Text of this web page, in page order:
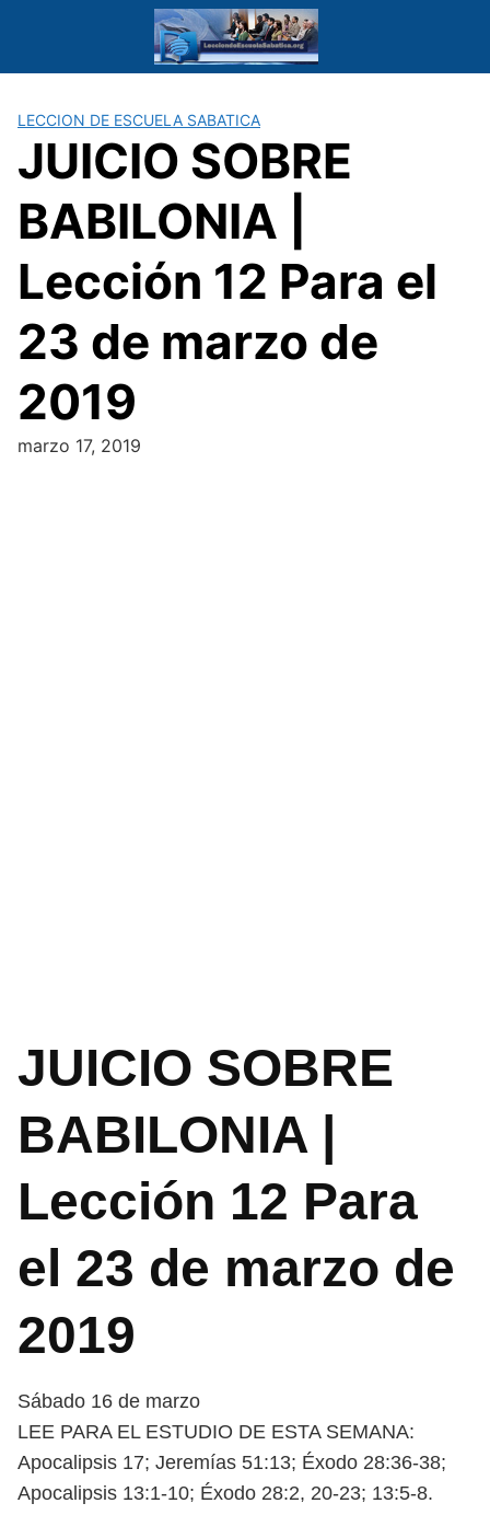
LECCION DE ESCUELA SABATICA
JUICIO SOBRE
BABILONIA |
Lección 12 Para el
23 de marzo de
2019
marzo 17, 2019
JUICIO SOBRE
BABILONIA |
Lección 12 Para
el 23 de marzo de
2019
Sábado 16 de marzo
LEE PARA EL ESTUDIO DE ESTA SEMANA:
Apocalipsis 17; Jeremías 51:13; Éxodo 28:36-38;
Apocalipsis 13:1-10; Éxodo 28:2, 20-23; 13:5-8.